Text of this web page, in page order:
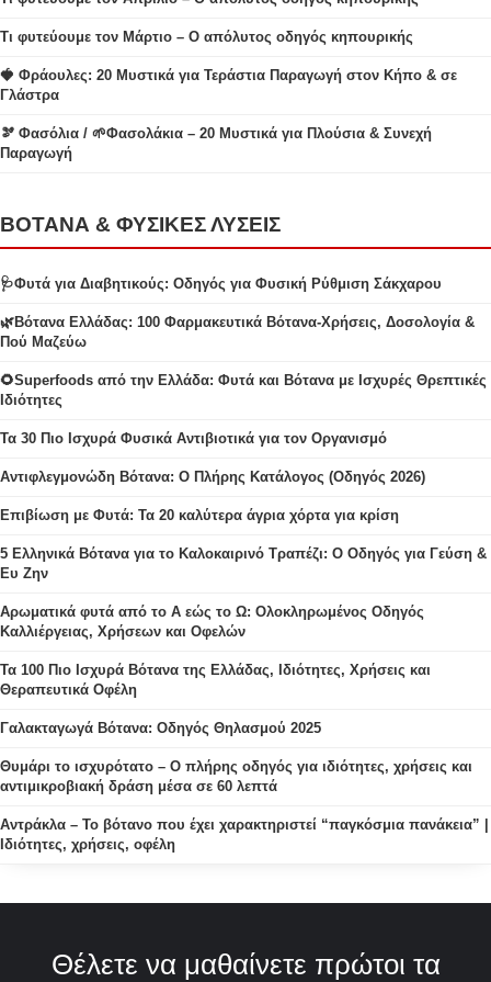
Τι φυτεύουμε τον Μάρτιο – Ο απόλυτος οδηγός κηπουρικής
🍓 Φράουλες: 20 Μυστικά για Τεράστια Παραγωγή στον Κήπο & σε
Γλάστρα
🫘 Φασόλια / 🌱Φασολάκια – 20 Μυστικά για Πλούσια & Συνεχή
Παραγωγή
ΒΟΤΑΝΑ & ΦΥΣΙΚΕΣ ΛΥΣΕΙΣ
🩺Φυτά για Διαβητικούς: Οδηγός για Φυσική Ρύθμιση Σάκχαρου
🌿Βότανα Ελλάδας: 100 Φαρμακευτικά Βότανα-Χρήσεις, Δοσολογία &
Πού Μαζεύω
🌻Superfoods από την Ελλάδα: Φυτά και Βότανα με Ισχυρές Θρεπτικές
Ιδιότητες
Τα 30 Πιο Ισχυρά Φυσικά Αντιβιοτικά για τον Οργανισμό
Αντιφλεγμονώδη Βότανα: Ο Πλήρης Κατάλογος (Οδηγός 2026)
Επιβίωση με Φυτά: Τα 20 καλύτερα άγρια χόρτα για κρίση
5 Ελληνικά Βότανα για το Καλοκαιρινό Τραπέζι: Ο Οδηγός για Γεύση &
Ευ Ζην
Αρωματικά φυτά από το Α εώς το Ω: Ολοκληρωμένος Οδηγός
Καλλιέργειας, Χρήσεων και Οφελών
Τα 100 Πιο Ισχυρά Βότανα της Ελλάδας, Ιδιότητες, Χρήσεις και
Θεραπευτικά Οφέλη
Γαλακταγωγά Βότανα: Οδηγός Θηλασμού 2025
Θυμάρι το ισχυρότατο – Ο πλήρης οδηγός για ιδιότητες, χρήσεις και
αντιμικροβιακή δράση μέσα σε 60 λεπτά
Αντράκλα – Το βότανο που έχει χαρακτηριστεί “παγκόσμια πανάκεια” |
Ιδιότητες, χρήσεις, οφέλη
Θέλετε να μαθαίνετε πρώτοι τα